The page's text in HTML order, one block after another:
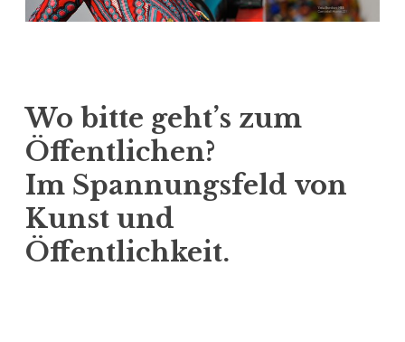
Wo bitte geht’s zum
Öffentlichen?
Im Spannungsfeld von
Kunst und
Öffentlichkeit.